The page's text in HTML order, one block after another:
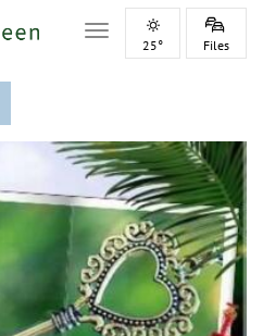
Toggle navigation
25° Files